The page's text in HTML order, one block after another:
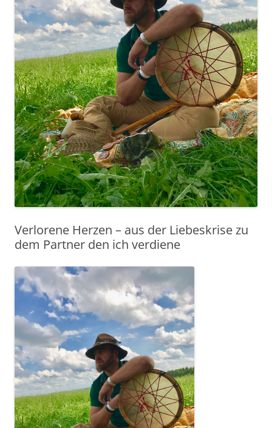
Verlorene Herzen – aus der Liebeskrise zu
dem Partner den ich verdiene